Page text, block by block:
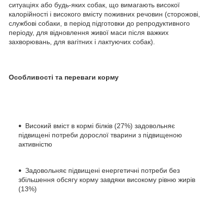
ситуаціях або будь-яких собак, що вимагають високої
калорійності і високого вмісту поживних речовин (сторожові,
службові собаки, в період підготовки до репродуктивного
періоду, для відновлення живої маси після важких
захворювань, для вагітних і лактуючих собак).
Особливості та переваги корму
Високий вміст в кормі білків (27%) задовольняє
підвищені потреби дорослої тварини з підвищеною
активністю
Задовольняє підвищені енергетичні потреби без
збільшення обсягу корму завдяки високому рівню жирів
(13%)